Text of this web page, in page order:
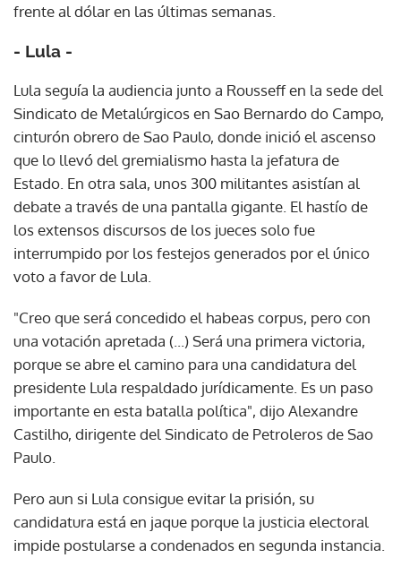
frente al dólar en las últimas semanas.
- Lula -
Lula seguía la audiencia junto a Rousseff en la sede del
Sindicato de Metalúrgicos en Sao Bernardo do Campo,
cinturón obrero de Sao Paulo, donde inició el ascenso
que lo llevó del gremialismo hasta la jefatura de
Estado. En otra sala, unos 300 militantes asistían al
debate a través de una pantalla gigante. El hastío de
los extensos discursos de los jueces solo fue
interrumpido por los festejos generados por el único
voto a favor de Lula.
"Creo que será concedido el habeas corpus, pero con
una votación apretada (...) Será una primera victoria,
porque se abre el camino para una candidatura del
presidente Lula respaldado jurídicamente. Es un paso
importante en esta batalla política", dijo Alexandre
Castilho, dirigente del Sindicato de Petroleros de Sao
Paulo.
Pero aun si Lula consigue evitar la prisión, su
candidatura está en jaque porque la justicia electoral
impide postularse a condenados en segunda instancia.